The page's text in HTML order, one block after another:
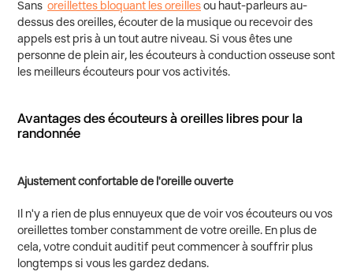
Sans oreillettes bloquant les oreilles ou haut-parleurs au-
dessus des oreilles, écouter de la musique ou recevoir des
appels est pris à un tout autre niveau. Si vous êtes une
personne de plein air, les écouteurs à conduction osseuse sont
les meilleurs écouteurs pour vos activités.
Avantages des écouteurs à oreilles libres pour la
randonnée
Ajustement confortable de l'oreille ouverte
Il n'y a rien de plus ennuyeux que de voir vos écouteurs ou vos
oreillettes tomber constamment de votre oreille. En plus de
cela, votre conduit auditif peut commencer à souffrir plus
longtemps si vous les gardez dedans.